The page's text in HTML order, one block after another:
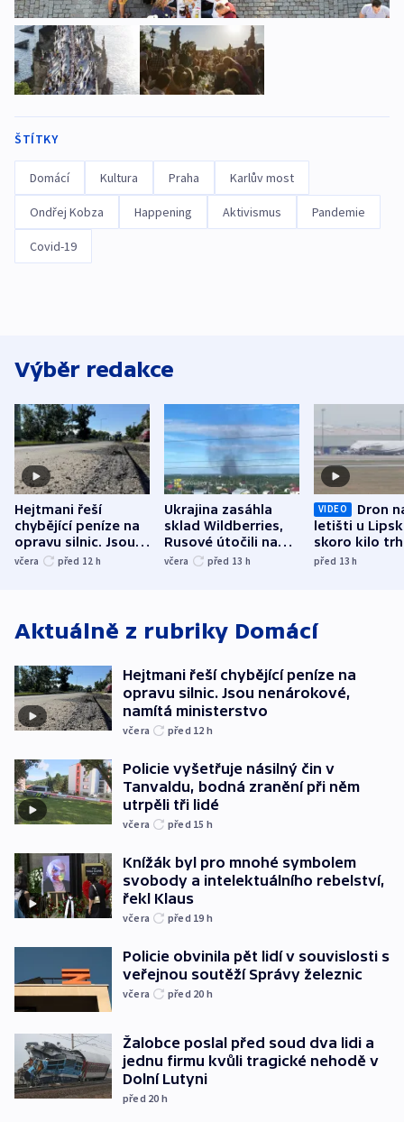
ŠTÍTKY
Domácí Kultura Praha Karlův most
Ondřej Kobza Happening Aktivismus Pandemie
Covid-19
Výběr redakce
Hejtmani řeší
chybějící peníze na
opravu silnic. Jsou
nenárokové, namítá
včera před 12 h
Ukrajina zasáhla
sklad Wildberries,
Rusové útočili na
trh, hasiče či
včera před 13 h
VIDEO
Dron
letišti u
skoro kilo
indicie
před 13h
Aktuálně z rubriky Domácí
Hejtmani řeší chybějící peníze na
opravu silnic. Jsou nenárokové,
namítá ministerstvo
včera před 12 h
Policie vyšetřuje násilný čin v
Tanvaldu, bodná zranění při něm
utrpěli tři lidé
včera před 15 h
Knížák byl pro mnohé symbolem
svobody a intelektuálního rebelství,
řekl Klaus
včera před 19 h
Policie obvinila pět lidí v souvislosti s
veřejnou soutěží Správy železnic
včera před 20 h
Žalobce poslal před soud dva lidi a
jednu firmu kvůli tragické nehodě v
Dolní Lutyni
před 20 h